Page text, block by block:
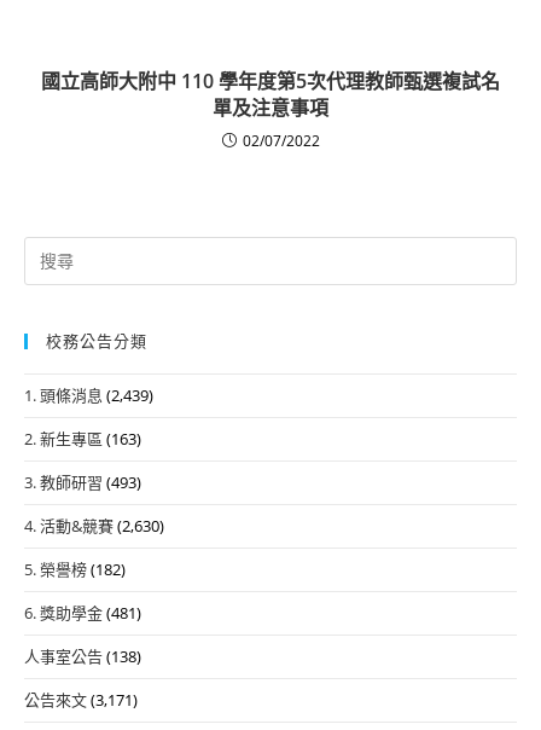
國立高師大附中 110 學年度第5次代理教師甄選複試名
單及注意事項
02/07/2022
Search
for:
校務公告分類
1. 頭條消息 (2,439)
2. 新生專區 (163)
3. 教師研習 (493)
4. 活動&競賽(2,630)
5. 榮譽榜(182)
6. 獎助學金(481)
人事室公告(138)
公告來文(3,171)